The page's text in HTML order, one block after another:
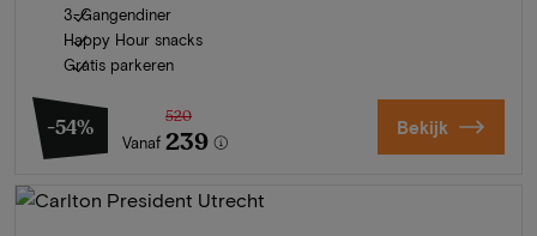
3-Gangendiner
Happy Hour snacks
Gratis parkeren
-54%
Vanaf
520
239 Bekijk